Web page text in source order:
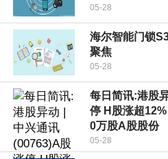
05-28
海尔智能门锁
聚焦
05-28
每日简讯:港股
停 H股涨超
0万股A股股份
05-28